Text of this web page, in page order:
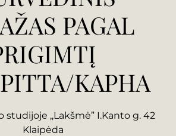
PAGAL
KAPHA
,,Lakšmė” I.Kanto g. 42
Klaipėda